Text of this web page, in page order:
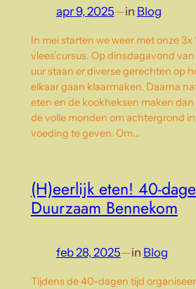
apr 9, 2025—in Blog
In mei starten we weer met onze 3x
vlees’cursus. Op dinsdagavond
uur staan er diverse gerechten op
elkaar gaan klaarmaken. Daarna
eten en de kookheksen maken
de volle monden om achtergrond
voeding te geven. Om…
(H)eerlijk eten! 40-
Duurzaam Bennekom
feb 28, 2025—in Blog
Tijdens de 40-dagen tijd